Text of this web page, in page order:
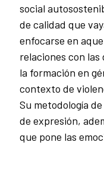
social
de calidad que
enfocarse en
relaciones con
la formación en
contexto de
Su metodología
de expresión,
que pone las